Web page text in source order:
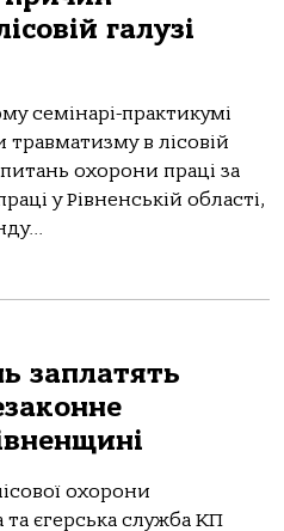
галузі
семінарі-практикумі
в лісовій
охорони праці за
у Рівненській області,
заплатять
охорони
єгерська служба КП